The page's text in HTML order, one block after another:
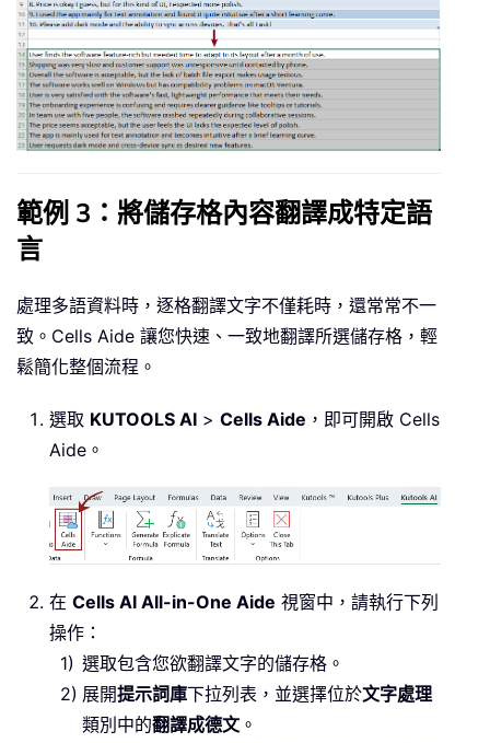
範例 3：將儲存格內容翻譯成特定語
言
處理多語資料時，逐格翻譯文字不僅耗時，還常常不一
致。Cells Aide 讓您快速、一致地翻譯所選儲存格，輕
鬆簡化整個流程。
選取 KUTOOLS AI > Cells Aide ，即可開啟 Cells
Aide。
在 Cells AI All-in-One Aide 視窗中，請執行下列
操作：
選取包含您欲翻譯文字的儲存格。
展開提示詞庫下拉列表，並選擇位於文字處理
類別中的翻譯成德文 。